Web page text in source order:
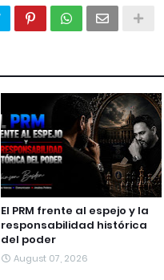
El PRM frente al espejo y la
responsabilidad histórica
del poder
August 07, 2026